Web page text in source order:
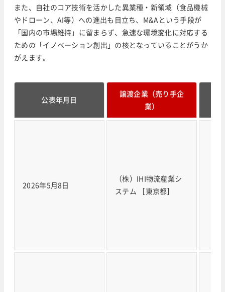
また、自社のコア技術を活かした異業種・新領域（食品機械
やドローン、AI等）への進出も目立ち、M&Aという手段が
「国内の市場維持」に留まらず、急速な環境変化に対応する
ための「イノベーション創出」の核となっていることがうか
がえます。
公表年月日
譲渡企業（売り手企
業）
2026年5月8日
（株）IHI物流産業シ
ステム ［東京都］